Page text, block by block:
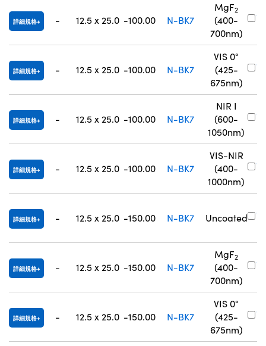
詳細規格 - 12.5 x 25.0 -100.00 N-BK7
MgF2
(400-
700nm)
詳細規格 - 12.5 x 25.0 -100.00 N-BK7
VIS 0°
(425-
675nm)
詳細規格 - 12.5 x 25.0 -100.00 N-BK7
NIR I
(600-
1050nm)
詳細規格 - 12.5 x 25.0 -100.00 N-BK7
VIS-NIR
(400-
1000nm)
詳細規格 - 12.5 x 25.0 -150.00 N-BK7 Uncoated
詳細規格 - 12.5 x 25.0 -150.00 N-BK7
MgF2
(400-
700nm)
詳細規格 - 12.5 x 25.0 -150.00 N-BK7
VIS 0°
(425-
675nm)